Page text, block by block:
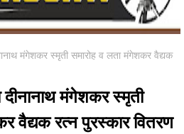
मंगेशकर स्मृती समारोह व लता मंगेशकर वैद्यक
दीनानाथ मंगेशकर स्मृती
वैद्यक रत्न पुरस्कार वितरण